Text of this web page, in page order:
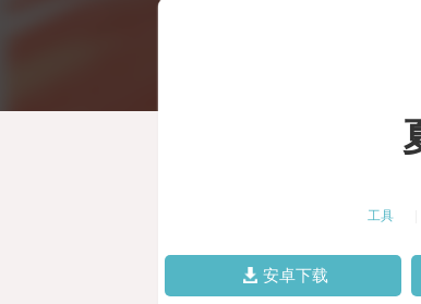
工具
安卓下载